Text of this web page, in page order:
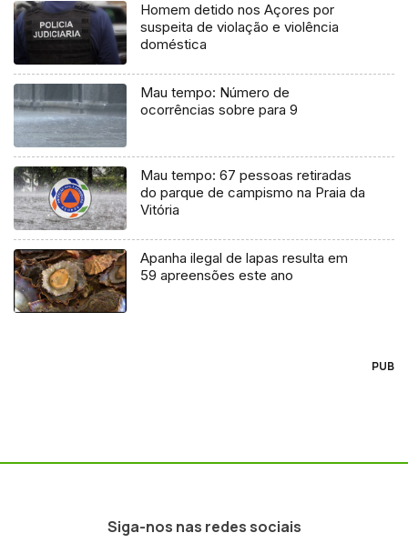
Homem detido nos Açores por
suspeita de violação e violência
doméstica
Mau tempo: Número de
ocorrências sobre para 9
Mau tempo: 67 pessoas retiradas
do parque de campismo na Praia da
Vitória
Apanha ilegal de lapas resulta em
59 apreensões este ano
PUB
Siga-nos nas redes sociais